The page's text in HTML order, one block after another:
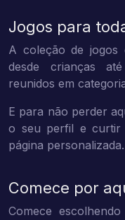
Jogos para
A coleção de jogos
desde crianças
reunidos em
E para não perder
o seu perfil e curtir
página personalizada.
Comece por
Comece